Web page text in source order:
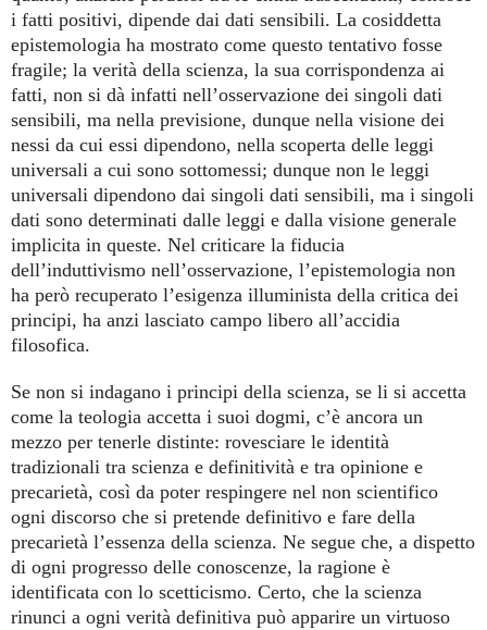
i fatti positivi, dipende dai dati sensibili. La cosiddetta
epistemologia ha mostrato come questo tentativo fosse
fragile; la verità della scienza, la sua corrispondenza ai
fatti, non si dà infatti nell’osservazione dei singoli dati
sensibili, ma nella previsione, dunque nella visione dei
nessi da cui essi dipendono, nella scoperta delle leggi
universali a cui sono sottomessi; dunque non le leggi
universali dipendono dai singoli dati sensibili, ma i singoli
dati sono determinati dalle leggi e dalla visione generale
implicita in queste. Nel criticare la fiducia
dell’induttivismo nell’osservazione, l’epistemologia non
ha però recuperato l’esigenza illuminista della critica dei
principi, ha anzi lasciato campo libero all’accidia
filosofica.
Se non si indagano i principi della scienza, se li si accetta
come la teologia accetta i suoi dogmi, c’è ancora un
mezzo per tenerle distinte: rovesciare le identità
tradizionali tra scienza e definitività e tra opinione e
precarietà, così da poter respingere nel non scientifico
ogni discorso che si pretende definitivo e fare della
precarietà l’essenza della scienza. Ne segue che, a dispetto
di ogni progresso delle conoscenze, la ragione è
identificata con lo scetticismo. Certo, che la scienza
rinunci a ogni verità definitiva può apparire un virtuoso